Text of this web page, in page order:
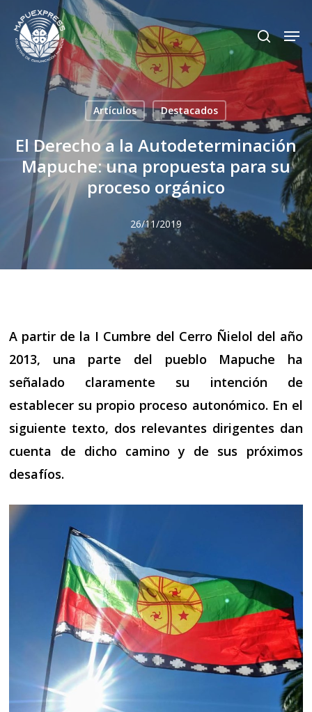
Skip
main
content
search
Artículos Destacados
El Derecho a la Autodeterminación
Mapuche: una propuesta para su
proceso orgánico
26/11/2019
A partir de la I Cumbre del Cerro Ñielol del año
2013, una parte del pueblo Mapuche ha
señalado claramente su intención de
establecer su propio proceso autonómico. En el
siguiente texto, dos relevantes dirigentes dan
cuenta de dicho camino y de sus próximos
desafíos.
Close
Menu